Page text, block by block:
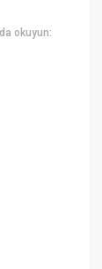
okuyun: